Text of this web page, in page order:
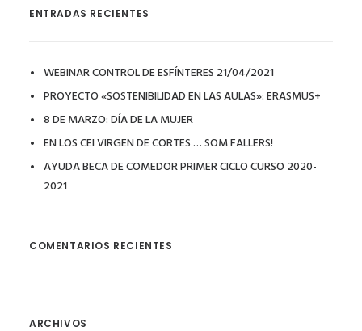
ENTRADAS RECIENTES
WEBINAR CONTROL DE ESFÍNTERES 21/04/2021
PROYECTO «SOSTENIBILIDAD EN LAS AULAS»: ERASMUS+
8 DE MARZO: DÍA DE LA MUJER
EN LOS CEI VIRGEN DE CORTES … SOM FALLERS!
AYUDA BECA DE COMEDOR PRIMER CICLO CURSO 2020-
2021
COMENTARIOS RECIENTES
ARCHIVOS